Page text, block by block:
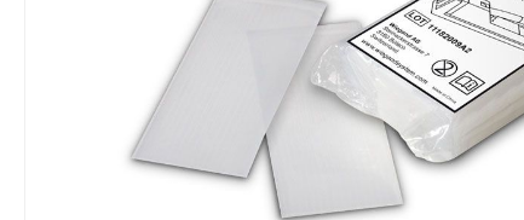
Incontinentiezorg
Injectiemateriaal
Infrastructuur
Instrumenten
Monitoring